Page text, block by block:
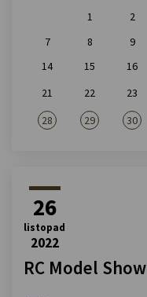
1
2
7
8 9
14
15 16
21
22 23
28
29 30
26
listopad
2022
RC Model Show